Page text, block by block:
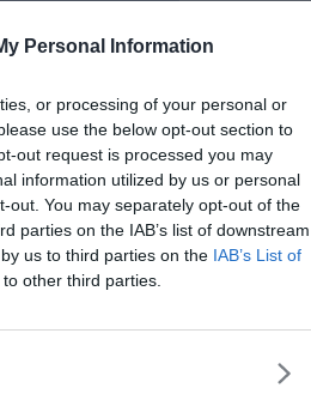
Personal Information
or processing of your personal or
use the below opt-out section to
out request is processed you may
information utilized by us or personal
out. You may separately opt-out of the
parties on the IAB’s list of downstream
us to third parties on the IAB’s List of
other third parties.